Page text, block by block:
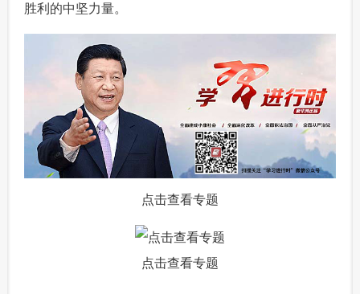
胜利的中坚力量。
点击查看专题
点击查看专题